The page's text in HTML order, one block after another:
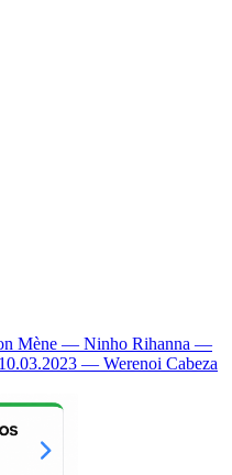
Mène — Ninho Rihanna —
10.03.2023 — Werenoi Cabeza